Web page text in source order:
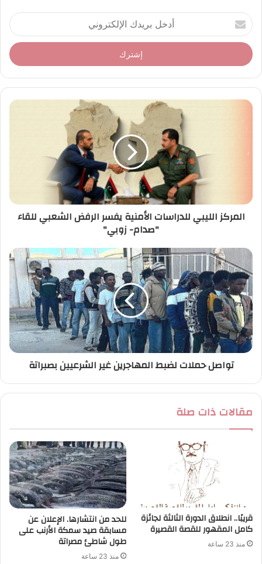
أ
د
خ
ل
ر
د
ر
المركز الليبي للدراسات الأمنية يفسر الرفض الشعبي للقاء
"صدام- زوبي"
تواصل حملات لضبط المهاجرين غير الشرعيين بصبراتة
مقالات ذات صلة
قريبًا.. انطلاق الدورة الثالثة لجائزة
كامل المقهور للقصة القصيرة
منذ 23 ساعة
للحد من انتشارها. الإعلان عن
مسابقة صيد سمكة الأرنب على
طول شاطئ مصراتة
منذ 23 ساعة